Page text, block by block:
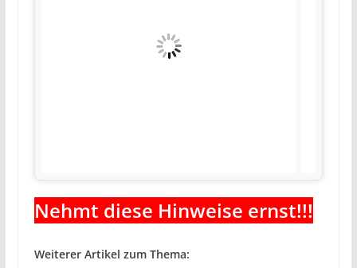
Nehmt diese Hinweise ernst!!!
Weiterer Artikel zum Thema: